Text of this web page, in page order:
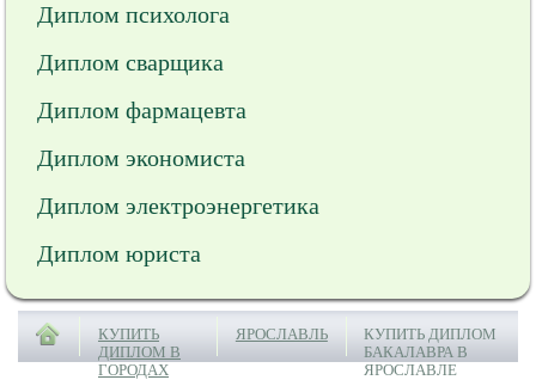
Диплом психолога
Диплом сварщика
Диплом фармацевта
Диплом экономиста
Диплом электроэнергетика
Диплом юриста
КУПИТЬ
ДИПЛОМ В
ГОРОДАХ
ЯРОСЛАВЛЬ
КУПИТЬ ДИПЛОМ
БАКАЛАВРА В
ЯРОСЛАВЛЕ